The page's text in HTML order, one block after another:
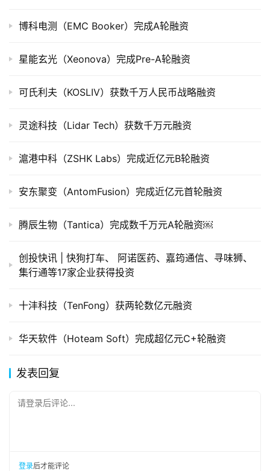
投
业
院
博科电测（EMC Booker）完成A轮融资
星能玄光（Xeonova）完成Pre-A轮融资
可氏利夫（KOSLIV）获数千万人民币战略融资
灵途科技（Lidar Tech）获数千万元融资
滬港中科（ZSHK Labs）完成近亿元B轮融资
安东聚变（AntomFusion）完成近亿元首轮融资
腾辰生物（Tantica）完成数千万元A轮融资￼
创投快讯 | 快狗打车、​ 阿诺医药、嘉筠通信、寻味狮、
集行通等17家企业获得投资
十沣科技（TenFong）获两轮数亿元融资
华天软件（Hoteam Soft）完成超亿元C+轮融资
发表回复
请登录后评论...
登录后才能评论